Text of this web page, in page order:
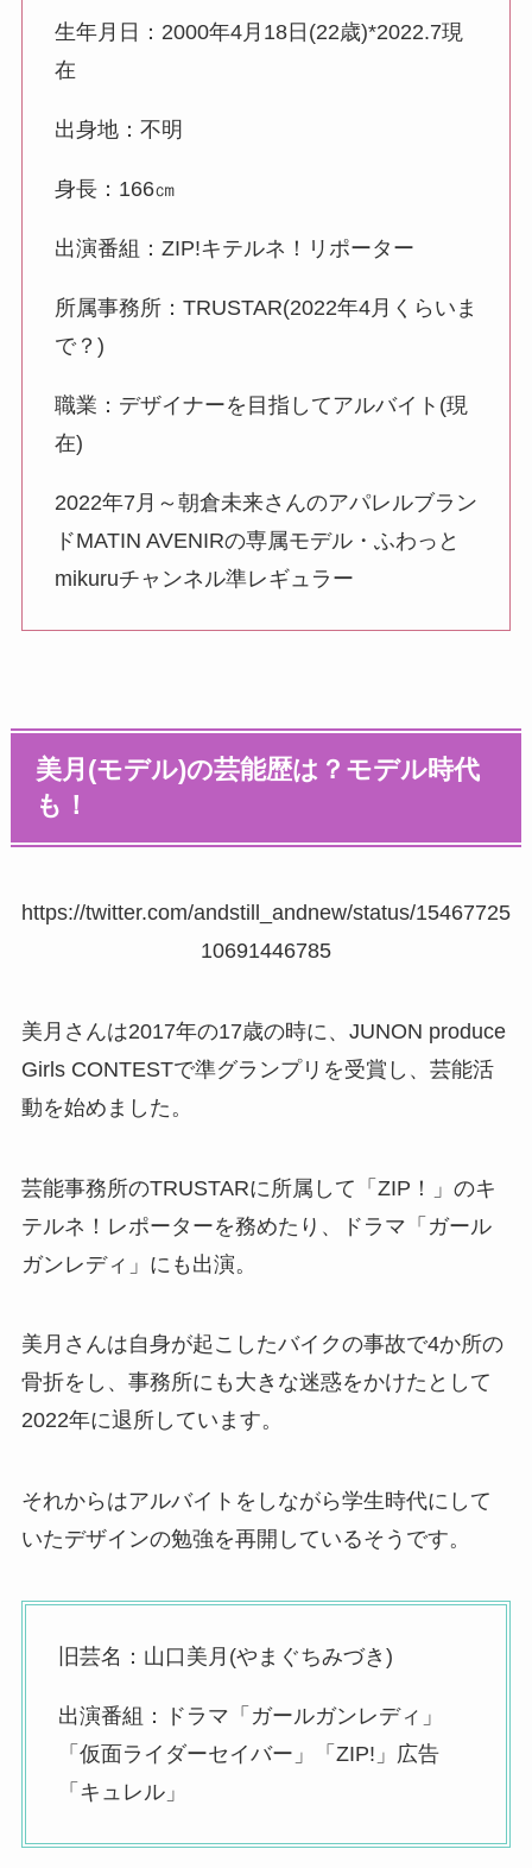
生年月日：2000年4月18日(22歳)*2022.7現
在
出身地：不明
身長：166㎝
出演番組：ZIP!キテルネ！リポーター
所属事務所：TRUSTAR(2022年4月くらいま
で？)
職業：デザイナーを目指してアルバイト(現
在)
2022年7月～朝倉未来さんのアパレルブラン
ドMATIN AVENIRの専属モデル・ふわっと
mikuruチャンネル準レギュラー
美月(モデル)の芸能歴は？モデル時代
も！
https://twitter.com/andstill_andnew/status/15467725
10691446785
美月さんは2017年の17歳の時に、JUNON produce
Girls CONTESTで準グランプリを受賞し、芸能活
動を始めました。
芸能事務所のTRUSTARに所属して「ZIP！」のキ
テルネ！レポーターを務めたり、ドラマ「ガール
ガンレディ」にも出演。
美月さんは自身が起こしたバイクの事故で4か所の
骨折をし、事務所にも大きな迷惑をかけたとして
2022年に退所しています。
それからはアルバイトをしながら学生時代にして
いたデザインの勉強を再開しているそうです。
旧芸名：山口美月(やまぐちみづき)
出演番組：ドラマ「ガールガンレディ」
「仮面ライダーセイバー」「ZIP!」広告
「キュレル」